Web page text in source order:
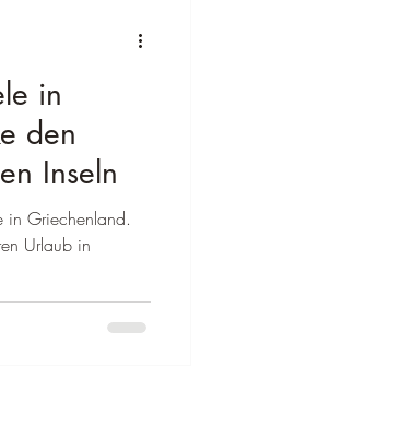
Zypern
in
den
Inseln
in Griechenland.
Urlaub in